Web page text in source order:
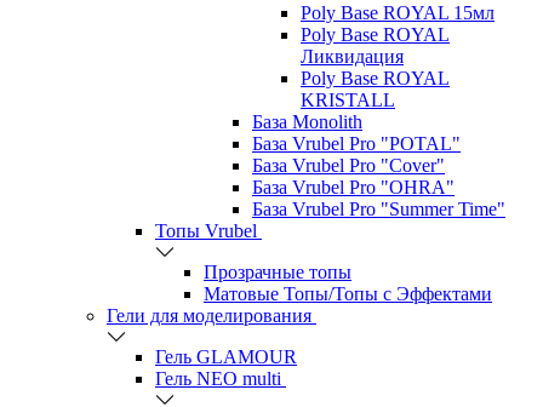
Poly Base ROYAL 15мл
Poly Base ROYAL
Ликвидация
Poly Base ROYAL
KRISTALL
База Monolith
База Vrubel Pro "POTAL"
База Vrubel Pro "Сover"
База Vrubel Pro "OHRA"
База Vrubel Pro "Summer Time"
Топы Vrubel
Прозрачные топы
Матовые Топы/Топы с Эффектами
Гели для моделирования
Гель GLAMOUR
Гель NEO multi